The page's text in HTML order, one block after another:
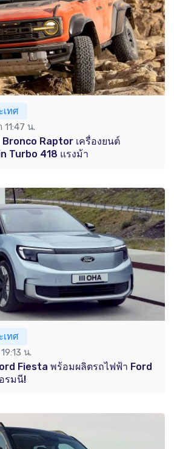
เทศ
11:47 น.
Raptor เครื่องยนต์
Turbo 418 แรงม้า
เทศ
น.
Fiesta พร้อมผลิตรถไฟฟ้า Ford
รมนี!